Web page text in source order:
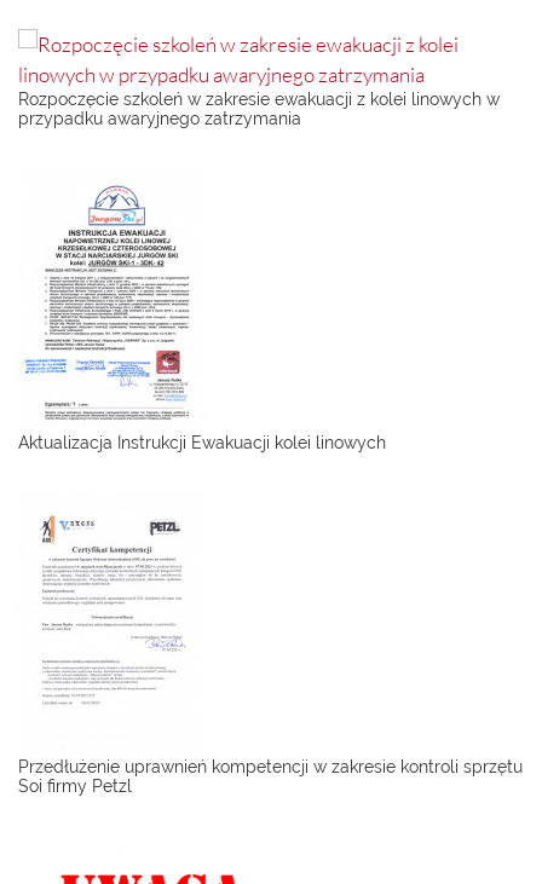
Rozpoczęcie szkoleń w zakresie ewakuacji z kolei linowych w
przypadku awaryjnego zatrzymania
Aktualizacja Instrukcji Ewakuacji kolei linowych
Przedłużenie uprawnień kompetencji w zakresie kontroli sprzętu
Soi firmy Petzl